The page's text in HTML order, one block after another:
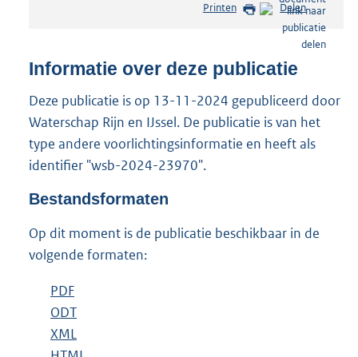
s
s
r
o
:
Printen Delen
Informatie over deze publicatie
Deze publicatie is op 13-11-2024 gepubliceerd door
Waterschap Rijn en IJssel. De publicatie is van het
type andere voorlichtingsinformatie en heeft als
identifier "wsb-2024-23970".
Bestandsformaten
Op dit moment is de publicatie beschikbaar in de
volgende formaten:
D
o
w
PDF
e
s
D
o
ODT
D
XML